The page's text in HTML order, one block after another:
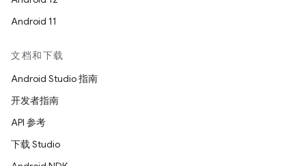
Android 11
文档和下载
Android Studio 指南
开发者指南
API 参考
下载 Studio